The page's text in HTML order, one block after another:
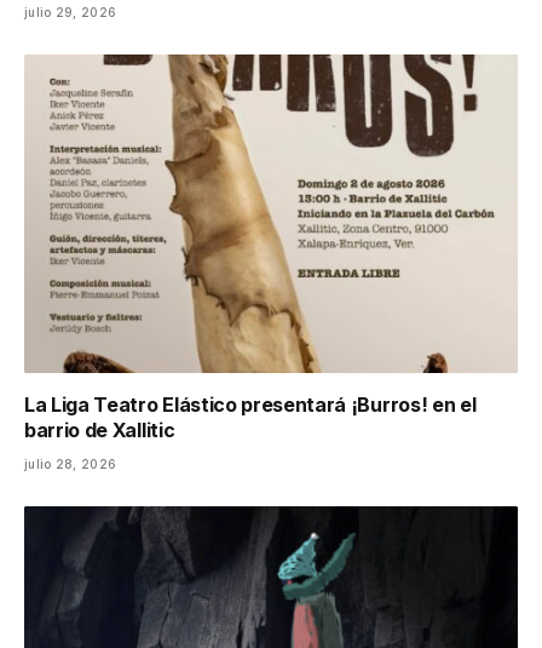
julio 29, 2026
La Liga Teatro Elástico presentará ¡Burros! en el
barrio de Xallitic
julio 28, 2026